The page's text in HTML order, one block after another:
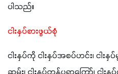
ပါသည်။
ငါးနှပ်စားဖွယ်စုံ
ငါးနှပ်ကို ငါးနှပ်အစပ်ဟင်း၊ ငါး